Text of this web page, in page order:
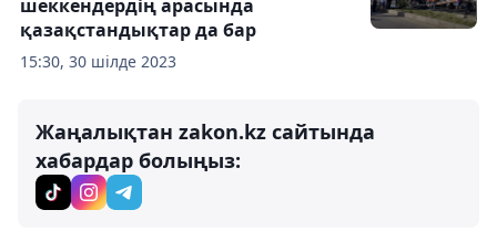
15:30, 30 шілде 2023
шеккендердің арасында
қазақстандықтар да бар
Жаңалықтан zakon.kz сайтында
хабардар болыңыз: